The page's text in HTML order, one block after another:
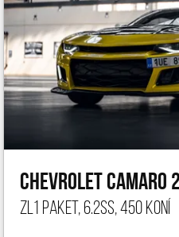
Chevrolet Camaro
ZL1 paket, 6.2ss, 450 koní